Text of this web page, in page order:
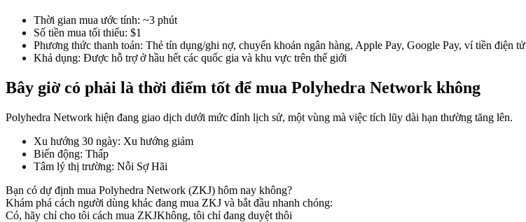
COIN-M Futures
Futures sử dụng token làm tài sản thế chấp
TradFi
Phái sinh cổ phiếu, ngoại hối, kim loại quý và hàng hóa
Thời gian mua ước tính: ~3 phút
Số tiền mua tối thiểu: $1
Phương thức thanh toán: Thẻ tín dụng/ghi nợ, chuyển khoản ngân hàng, Apple Pay, Google Pay, ví tiền điện tử
Khả dụng: Được hỗ trợ ở hầu hết các quốc gia và khu vực trên thế giới
Bây giờ có phải là thời điểm tốt để mua Polyhedra Network không
Polyhedra Network hiện đang giao dịch dưới mức đỉnh lịch sử, một vùng mà việc tích lũy dài hạn thường tăng lên.
Xu hướng 30 ngày: Xu hướng giảm
Biến động: Thấp
Tâm lý thị trường: Nỗi Sợ Hãi
Bạn có dự định mua Polyhedra Network (ZKJ) hôm nay không?
Khám phá cách người dùng khác đang mua ZKJ và bắt đầu nhanh chóng:
Có, hãy chỉ cho tôi cách mua ZKJKhông, tôi chỉ đang duyệt thôi